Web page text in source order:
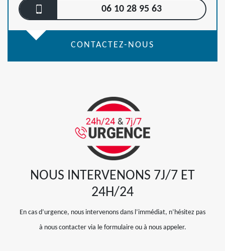
06 10 28 95 63
CONTACTEZ-NOUS
NOUS INTERVENONS 7J/7 ET
24H/24
En cas d’urgence, nous intervenons dans l’immédiat, n’hésitez pas
à nous contacter via le formulaire ou à nous appeler.